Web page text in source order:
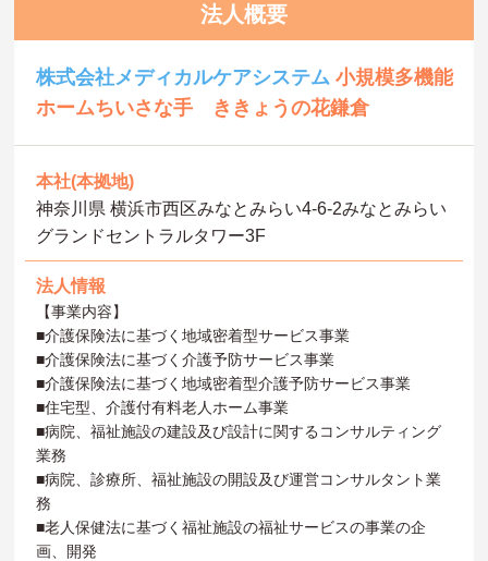
法人概要
株式会社メディカルケアシステム小規模多機能
ホームちいさな手 ききょうの花鎌倉
本社(本拠地)
神奈川県 横浜市西区みなとみらい4-6-2みなとみらい
グランドセントラルタワー3F
法人情報
【事業内容】
■介護保険法に基づく地域密着型サービス事業
■介護保険法に基づく介護予防サービス事業
■介護保険法に基づく地域密着型介護予防サービス事業
■住宅型、介護付有料老人ホーム事業
■病院、福祉施設の建設及び設計に関するコンサルティング
業務
■病院、診療所、福祉施設の開設及び運営コンサルタント業
務
■老人保健法に基づく福祉施設の福祉サービスの事業の企
画、開発